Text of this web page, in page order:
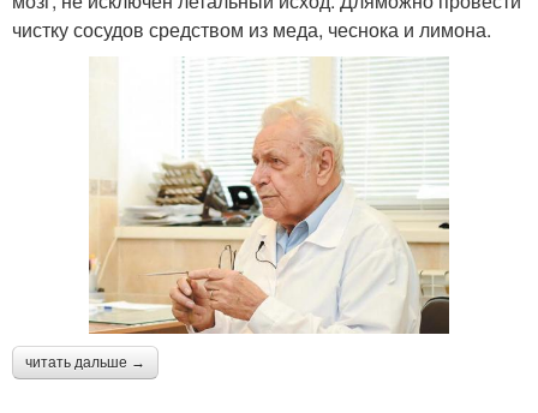
чистку сосудов средством из меда, чеснока и лимона.
читать дальше →